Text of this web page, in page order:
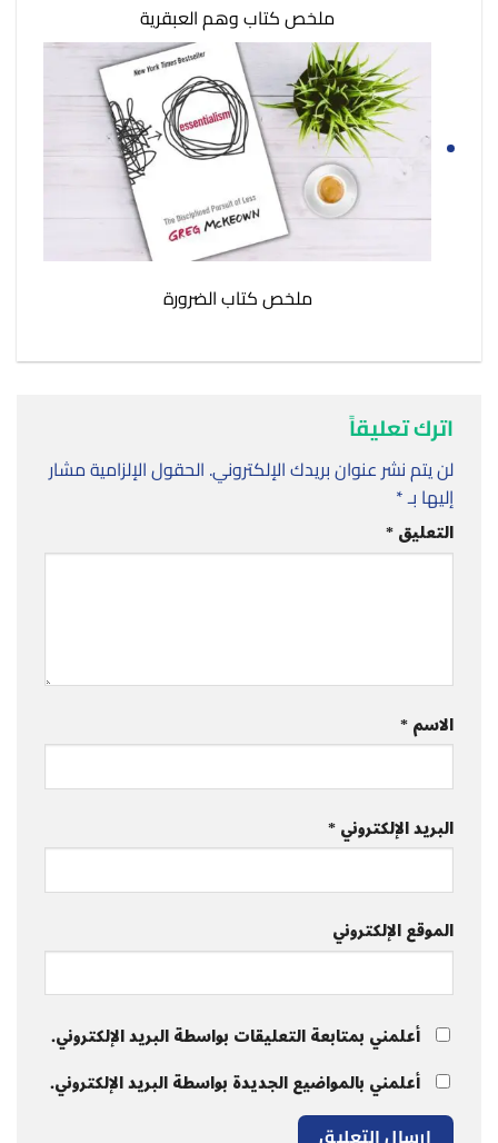
ملخص كتاب وهم العبقرية
ملخص كتاب الضرورة
اترك تعليقاً
لن يتم نشر عنوان بريدك الإلكتروني. الحقول الإلزامية مشار
إليها بـ*
التعليق*
الاسم*
البريد الإلكتروني*
الموقع الإلكتروني
أعلمني بمتابعة التعليقات بواسطة البريد الإلكتروني.
أعلمني بالمواضيع الجديدة بواسطة البريد الإلكتروني.